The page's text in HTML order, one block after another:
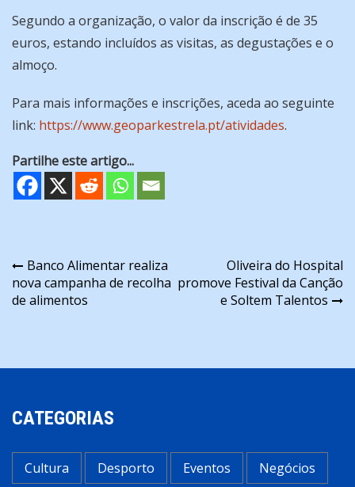
Segundo a organização, o valor da inscrição é de 35
euros, estando incluídos as visitas, as degustações e o
almoço.
Para mais informações e inscrições, aceda ao seguinte
link: https://www.geoparkestrela.pt/atividades.
Partilhe este artigo...
Navegação
de
Banco Alimentar realiza
nova campanha de recolha
de alimentos
Oliveira do Hospital
promove Festival da Canção
e Soltem Talentos
CATEGORIAS
Cultura Desporto Eventos Negócios